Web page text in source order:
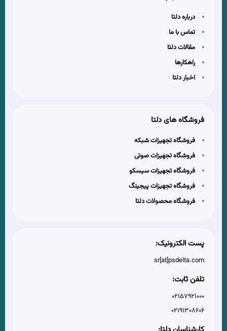
درباره دلتا
تماس با ما
مقالات دلتا
راهکارها
اخبار دلتا
فروشگاه های دلتا
فروشگاه تجهیزات شبکه
فروشگاه تجهیزات صوتی
فروشگاه تجهیزات سیسکو
فروشگاه تجهیزات پیجینگ
فروشگاه محصولات دلتا
پست الکترونیک:
sr[at]psdelta.com
تلفن ثابت:
02157921000
02191308606